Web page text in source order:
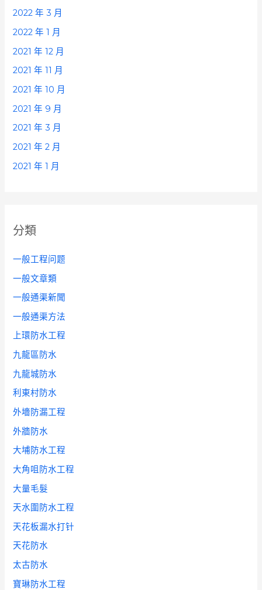
2022 年 3 月
2022 年 1 月
2021 年 12 月
2021 年 11 月
2021 年 10 月
2021 年 9 月
2021 年 3 月
2021 年 2 月
2021 年 1 月
分類
一般工程问题
一般文章類
一般通渠新聞
一般通渠方法
上環防水工程
九龍區防水
九龍城防水
利東村防水
外墻防漏工程
外牆防水
大埔防水工程
大角咀防水工程
大量毛髮
天水圍防水工程
天花板漏水打针
天花防水
太古防水
寶琳防水工程